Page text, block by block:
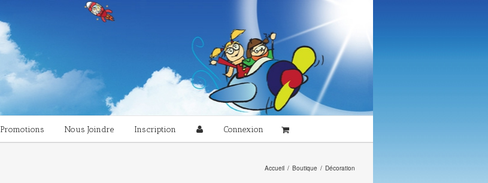
Promotions Nous Joindre Inscription Connexion
Accueil / Boutique / Décoration